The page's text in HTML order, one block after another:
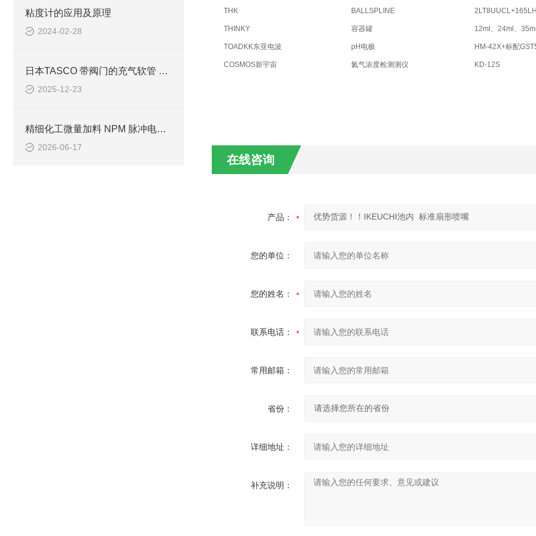
粘度计的应用及原理
2024-02-28
日本TASCO 带阀门的充气软管 TA134AA-1简介
2025-12-23
精细化工微量加料 NPM 脉冲电机选型 关键性能参数量化参考
2026-06-17
THK BALLSPLINE 2LT8UUCL+165LH
THINKY 容器罐 12ml、24ml、35ml
TOADKK东亚电波 pH电极 HM-42X+标配
COSMOS新宇宙 氦气浓度检测测仪 KD-12S
在线咨询
产品：
您的单位：
您的姓名：
联系电话：
常用邮箱：
省份：
详细地址：
补充说明：